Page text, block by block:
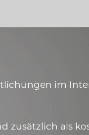
im
zusätzlich als